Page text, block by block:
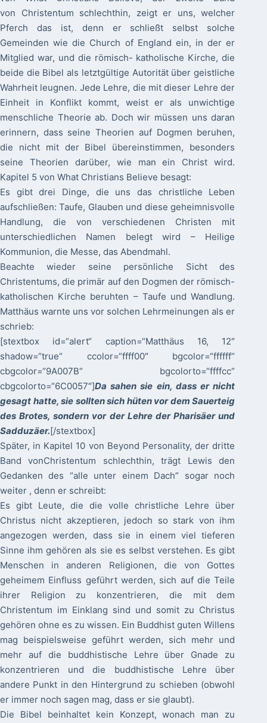
von Christentum schlechthin, zeigt er uns, welcher
Pferch das ist, denn er schließt selbst solche
Gemeinden wie die Church of England ein, in der er
Mitglied war, und die römisch- katholische Kirche, die
beide die Bibel als letztgültige Autorität über geistliche
Wahrheit leugnen. Jede Lehre, die mit dieser Lehre der
Einheit in Konflikt kommt, weist er als unwichtige
menschliche Theorie ab. Doch wir müssen uns daran
erinnern, dass seine Theorien auf Dogmen beruhen,
die nicht mit der Bibel übereinstimmen, besonders
seine Theorien darüber, wie man ein Christ wird.
Kapitel 5 von What Christians Believe besagt:
Es gibt drei Dinge, die uns das christliche Leben
aufschließen: Taufe, Glauben und diese geheimnisvolle
Handlung, die von verschiedenen Christen mit
unterschiedlichen Namen belegt wird – Heilige
Kommunion, die Messe, das Abendmahl.
Beachte wieder seine persönliche Sicht des
Christentums, die primär auf den Dogmen der römisch-
katholischen Kirche beruhten – Taufe und Wandlung.
Matthäus warnte uns vor solchen Lehrmeinungen als er
schrieb:
[stextbox id=“alert“ caption=“Matthäus 16, 12″
shadow=“true“ ccolor=“ffff00″ bgcolor=“ffffff“
cbgcolor=“9A007B“ bgcolorto=“ffffcc“
cbgcolorto=“6C0057″]Da sahen sie ein, dass er nicht
gesagt hatte, sie sollten sich hüten vor dem Sauerteig
des Brotes, sondern vor der Lehre der Pharisäer und
Sadduzäer.[/stextbox]
Später, in Kapitel 10 von Beyond Personality, der dritte
Band vonChristentum schlechthin, trägt Lewis den
Gedanken des “alle unter einem Dach” sogar noch
weiter , denn er schreibt:
Es gibt Leute, die die volle christliche Lehre über
Christus nicht akzeptieren, jedoch so stark von ihm
angezogen werden, dass sie in einem viel tieferen
Sinne ihm gehören als sie es selbst verstehen. Es gibt
Menschen in anderen Religionen, die von Gottes
geheimem Einfluss geführt werden, sich auf die Teile
ihrer Religion zu konzentrieren, die mit dem
Christentum im Einklang sind und somit zu Christus
gehören ohne es zu wissen. Ein Buddhist guten Willens
mag beispielsweise geführt werden, sich mehr und
mehr auf die buddhistische Lehre über Gnade zu
konzentrieren und die buddhistische Lehre über
andere Punkt in den Hintergrund zu schieben (obwohl
er immer noch sagen mag, dass er sie glaubt).
Die Bibel beinhaltet kein Konzept, wonach man zu